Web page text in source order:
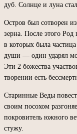
дуб. Солнце и луна
Остров был сотворен
зерна. После этого
в которых была
души — один ударял
Эти 2 божества
творении есть
Старинные Веды
своим посохом
покровитель южного
стужу.